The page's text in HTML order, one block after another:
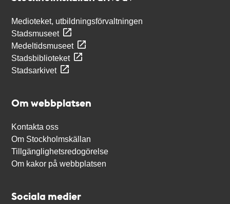
Medioteket, utbildningsförvaltningen
Stadsmuseet
Medeltidsmuseet
Stadsbiblioteket
Stadsarkivet
Om webbplatsen
Kontakta oss
Om Stockholmskällan
Tillgänglighetsredogörelse
Om kakor på webbplatsen
Sociala medier